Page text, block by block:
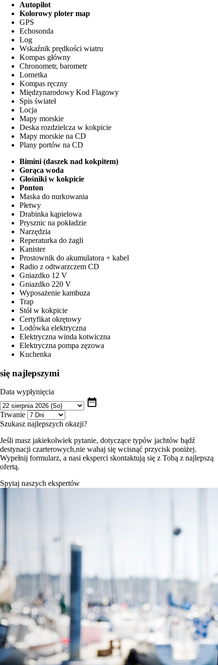
Autopilot
Kolorowy ploter map
GPS
Echosonda
Log
Wskaźnik prędkości wiatru
Kompas główny
Chronometr, barometr
Lornetka
Kompas ręczny
Międzynarodowy Kod Flagowy
Spis świateł
Locja
Mapy morskie
Deska rozdzielcza w kokpicie
Mapy morskie na CD
Plany portów na CD
Bimini (daszek nad kokpitem)
Gorąca woda
Głośniki w kokpicie
Ponton
Maska do nurkowania
Płetwy
Drabinka kąpielowa
Prysznic na pokładzie
Narzędzia
Reperaturka do żagli
Kanister
Prostownik do akumulatora + kabel
Radio z odtwarzczem CD
Gniazdko 12 V
Gniazdko 220 V
Wyposażenie kambuza
Trap
Stół w kokpicie
Certyfikat okrętowy
Lodówka elektryczna
Elektryczna winda kotwiczna
Elektryczna pompa zęzowa
Kuchenka
się najlepszymi
Data wypłynięcia
date_range
Trwanie
Szukasz najlepszych okazji?
Jeśli masz jakiekolwiek pytanie, dotyczące typów jachtów bądź
destynacji czarterowych,nie wahaj się wcisnąć przycisk poniżej.
Wypełnij formularz, a nasi eksperci skontaktują się z Tobą z najlepszą
ofertą.
Spytaj naszych ekspertów